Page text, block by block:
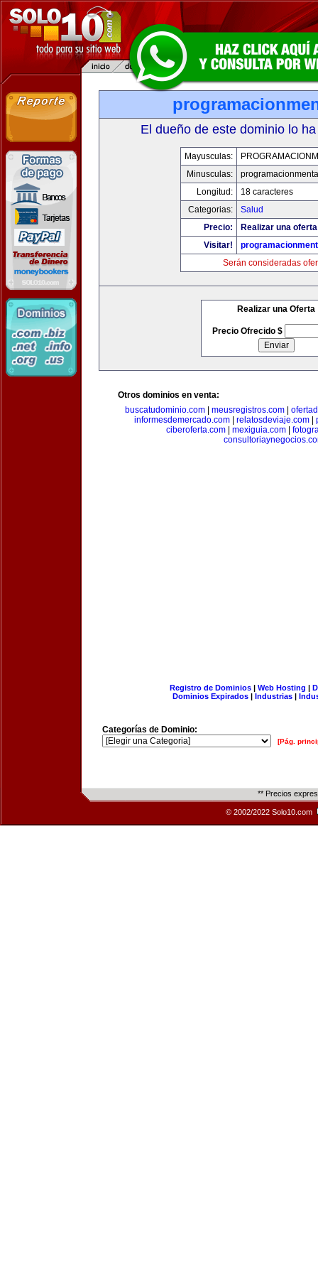
El dueño de este dominio lo
Mayusculas:
Minusculas:
Longitud:
18 caracteres
Categorias:
Salud
Precio:
Realizar una
Visitar!
Serán consideradas
Realizar una Oferta
Precio Ofrecido $
Otros dominios en venta:
buscatudominio.com| meusregistros.com|
informesdemercado.com| relatosdeviaje.com|
ciberoferta.com
mexiguia.com
Registro de Dominios| Web Hosting |
Dominios Expirados | Industrias |
Categorías de Dominio:
[Pág.
** Precios
© 2002/2022 Solo10.com